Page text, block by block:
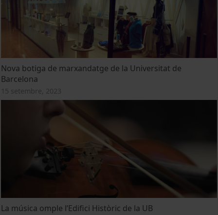
Nova botiga de marxandatge de la Universitat de
Barcelona
15 setembre, 2023
La música omple l’Edifici Històric de la UB